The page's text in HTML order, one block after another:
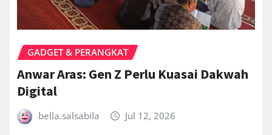
GADGET & PERANGKAT
Anwar Aras: Gen Z Perlu Kuasai Dakwah
Digital
bella.salsabila Jul 12, 2026